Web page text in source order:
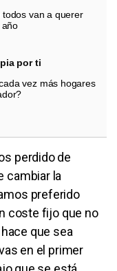
van a querer
año
por ti
vez más hogares
perdido de
cambiar la
preferido
coste fijo que no
que sea
en el primer